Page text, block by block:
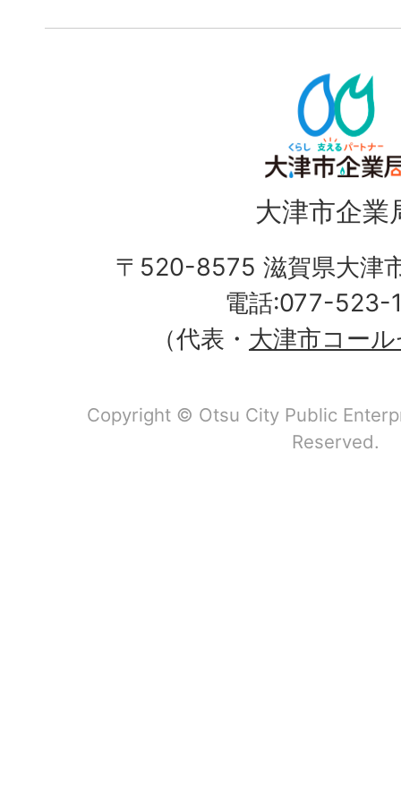
大津市企業
〒520-8575 滋賀県大津
電話:077-523-
（代表・ 大津市コー
Copyright © Otsu City Public
Reserved.